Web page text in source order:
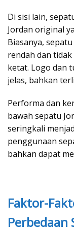
Di sisi lain,
Jordan original
Biasanya,
rendah dan
ketat. Logo dan
jelas, bahkan
Performa dan
bawah sepatu
seringkali
penggunaan
bahkan dapat
Faktor-
Perbedaan